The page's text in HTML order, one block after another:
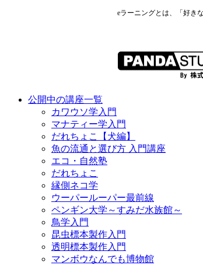
eラーニングとは、「好き
公開中の講座一覧
カワウソ学入門
マナティー学入門
だれちょこ【犬編】
魚の流通と選び方 入門講座
エコ・自然塾
だれちょこ
縁側ネコ学
ウーパールーパー最前線
ペンギン大学～すみだ水族館～
鳥学入門
昆虫標本製作入門
透明標本製作入門
マンボウなんでも博物館